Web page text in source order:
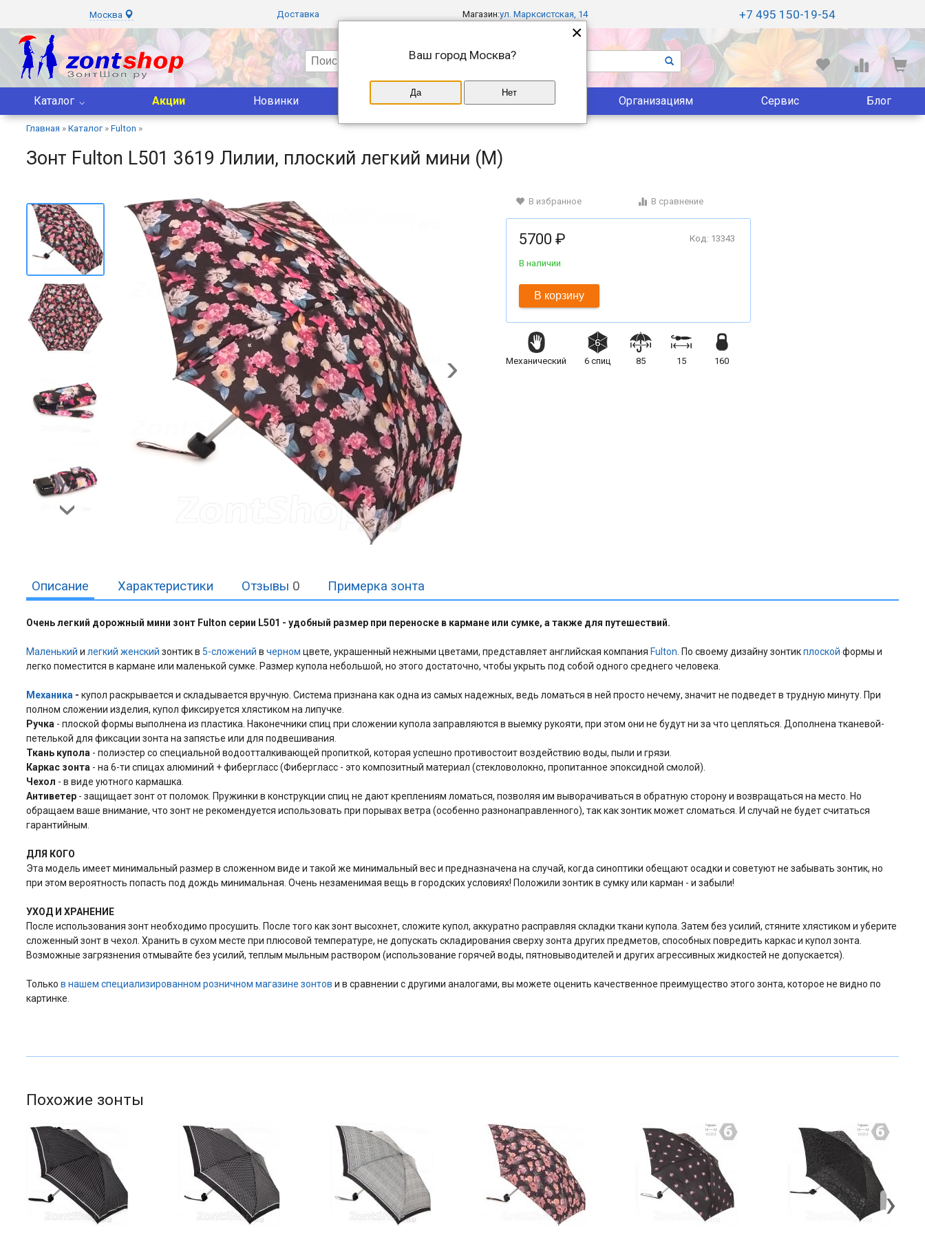
Москва Доставка Магазин:ул. Марксистская, 14 +7 495 150-19-54
Каталог Акции Новинки Популярные Магазины Организациям Сервис Блог
Главная » Каталог» Fulton »
Зонт Fulton L501 3619 Лилии, плоский легкий мини (M)
В избранное В сравнение
Код: 13343
5700 ₽
В наличии
В корзину
Механический 6 спиц 85 15 160
Описание
Очень легкий дорожный мини зонт Fulton серии L501 - удобный размер при переноске в кармане или сумке, а также для путешествий.
Маленький илегкий женский зонтик в 5-сложений вчерном цвете, украшенный нежными цветами, представляет английская компания Fulton. По своему дизайну зонтикплоской формы и
легко поместится в кармане или маленькой сумке. Размер купола небольшой, но этого достаточно, чтобы укрыть под собой одного среднего человека.
Механика -купол раскрывается и складывается вручную. Система признана как одна из самых надежных, ведь ломаться в ней просто нечему, значит не подведет в трудную минуту. При
полном сложении изделия, купол фиксируется хлястиком на липучке.
Ручка - плоской формы выполнена из пластика. Наконечники спиц при сложении купола заправляются в выемку рукояти, при этом они не будут ни за что цепляться. Дополнена тканевой-
петелькой для фиксации зонта на запястье или для подвешивания.
Ткань купола - полиэстер со специальной водоотталкивающей пропиткой, которая успешно противостоит воздействию воды, пыли и грязи.
Каркас зонта - на 6-ти спицах алюминий + фибергласс (Фибepглacc - это композитный материал (стекловолокно, пропитанное эпоксидной смолой).
Чехол - в виде уютного кармашка.
Антиветер - защищает зонт от поломок. Пружинки в конструкции спиц не дают креплениям ломаться, позволяя им выворачиваться в обратную сторону и возвращаться на место. Но
обращаем ваше внимание, что зонт не рекомендуется использовать при порывах ветра (особенно разнонаправленного), так как зонтик может сломаться. И случай не будет считаться
гарантийным.
ДЛЯ КОГО
Эта модель имеет минимальный размер в сложенном виде и такой же минимальный вес и предназначена на случай, когда синоптики обещают осадки и советуют не забывать зонтик, но
при этом вероятность попасть под дождь минимальная. Очень незаменимая вещь в городских условиях! Положили зонтик в сумку или карман - и забыли!
УХОД И ХРАНЕНИЕ
После использования зонт необходимо просушить. После того как зонт высохнет, сложите купол, аккуратно расправляя складки ткани купола. Затем без усилий, стяните хлястиком и уберите
сложенный зонт в чехол. Хранить в сухом месте при плюсовой температуре, не допускать складирования сверху зонта других предметов, способных повредить каркас и купол зонта.
Возможные загрязнения отмывайте без усилий, теплым мыльным раствором (использование горячей воды, пятновыводителей и других агрессивных жидкостей не допускается).
Тольков нашем специализированном розничном магазине зонтов и в сравнении с другими аналогами, вы можете оценить качественное преимущество этого зонта, которое не видно по
картинке.
Характеристики Отзывы 0 Примерка зонта
Похожие зонты
›
×
Ваш город Москва?
Да Нет